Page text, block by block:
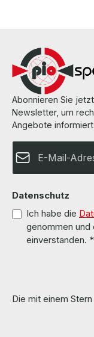
Abonnieren Sie
Newsletter, um
Angebote
Datenschutz
Ich habe die
genommen und
einverstanden. *
Die mit einem